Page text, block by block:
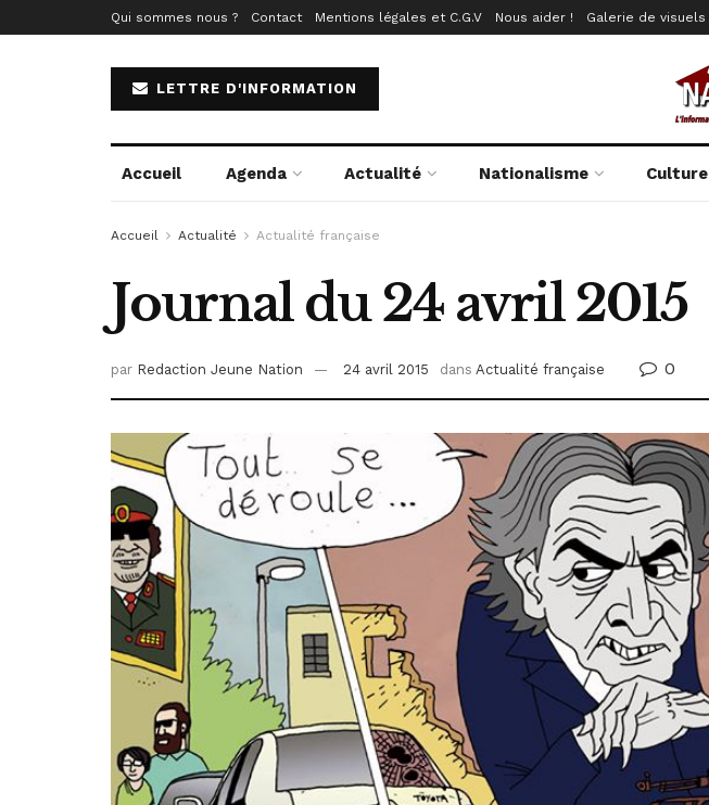
Qui sommes nous ? Contact Mentions légales et C.G.V Nous aider ! Galerie de visuels
LETTRE D'INFORMATION
Accueil Agenda Actualité Nationalisme Culture
Accueil Actualité Actualité française
Journal du 24 avril 2015
par Redaction Jeune Nation 24 avril 2015 dans Actualité française 0